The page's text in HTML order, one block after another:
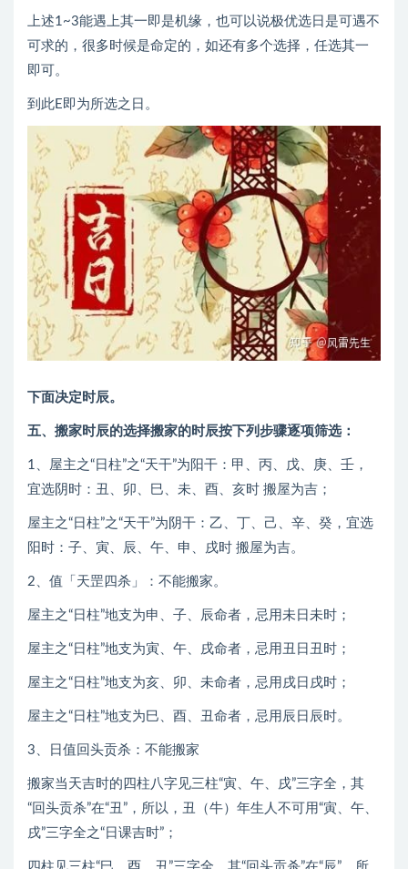
上述1~3能遇上其一即是机缘，也可以说极优选日是可遇不
可求的，很多时候是命定的，如还有多个选择，任选其一
即可。
到此E即为所选之日。
下面决定时辰。
五、搬家时辰的选择搬家的时辰按下列步骤逐项筛选：
1、屋主之“日柱”之“天干”为阳干：甲、丙、戊、庚、壬，
宜选阴时：丑、卯、巳、未、酉、亥时 搬屋为吉；
屋主之“日柱”之“天干”为阴干：乙、丁、己、辛、癸，宜选
阳时：子、寅、辰、午、申、戌时 搬屋为吉。
2、值「天罡四杀」：不能搬家。
屋主之“日柱”地支为申、子、辰命者，忌用未日未时；
屋主之“日柱”地支为寅、午、戌命者，忌用丑日丑时；
屋主之“日柱”地支为亥、卯、未命者，忌用戌日戌时；
屋主之“日柱”地支为巳、酉、丑命者，忌用辰日辰时。
3、日值回头贡杀：不能搬家
搬家当天吉时的四柱八字见三柱“寅、午、戌”三字全，其
“回头贡杀”在“丑”，所以，丑（牛）年生人不可用“寅、午、
戌”三字全之“日课吉时”；